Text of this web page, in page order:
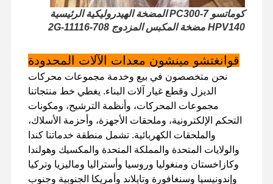
الصفحة
الرئيسية
المنتجات برنامج VR حولنا
كوماتسو PC300-7 المضخة الهيدروليكية الرئيسية
HPV140 مضخة المكبس المزدوج 708-2G-11116
قوانغتشو مينشون معدات الآلات المحدودة
نحن متخصصون في بيع وخدمة مجموعات محركات
الديزل وقطع غيار آلات البناء. يغطي خط منتجاتنا
مجموعات المحركات، وأنظمة الترشيح، ومكونات
التحكم الإلكترونية، وملحقات الأجهزة، وأحزمة الأسلاك،
والملحقات الكهربائية. تشمل منطقة خدماتنا كندا
والولايات المتحدة والمملكة المتحدة والمكسيك وهولندا
وكازاخستان ومنغوليا وروسيا وأستراليا وماليزيا وتركيا
وإندونيسيا وسنغافورة وتايلاند وأمريكا الجنوبية وجنوب